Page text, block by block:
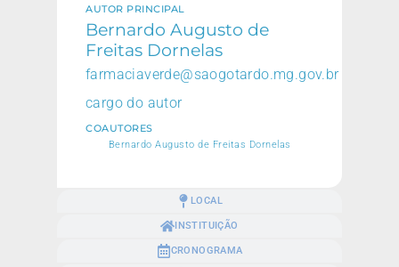
LOCAL
INSTITUIÇÃO
CRONOGRAMA
AUTOR PRINCIPAL
Bernardo Augusto de
Freitas Dornelas
farmaciaverde@saogotardo.mg.gov.br
cargo do autor
COAUTORES
Bernardo Augusto de Freitas Dornelas